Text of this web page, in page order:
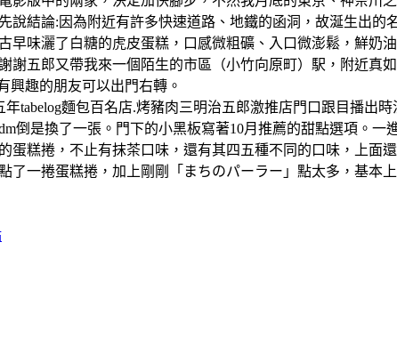
說結論:因為附近有許多快速道路、地鐵的函洞，故涎生出
早味灑了白糖的虎皮蛋糕，口感微粗礦、入口微澎鬆，鮮奶
謝五郎又帶我來一個陌生的市區（小竹向原町）駅，附近真
興趣的朋友可以出門右轉。
tabelog麵包百名店.烤豬肉三明治五郎激推店門口跟目播出
倒是換了一張。門下的小黑板寫著10月推薦的甜點選項。
糕捲，不止有抹茶口味，還有其四五種不同的口味，上面
一捲蛋糕捲，加上剛剛「まちのパーラー」點太多，基本上